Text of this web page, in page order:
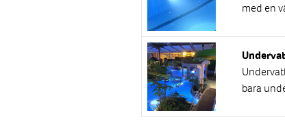
med en
bara